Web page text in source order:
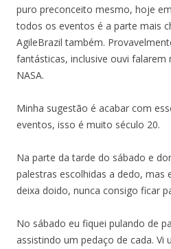
puro preconceito mesmo, hoje
todos os eventos é a parte mais
AgileBrazil também.
fantásticas, inclusive ouvi
NASA.
Minha sugestão é acabar com
eventos, isso é muito século 20.
Na parte da tarde do sábado e
palestras escolhidas a dedo, mas
deixa doido, nunca consigo ficar
No sábado eu fiquei pulando de
assistindo um pedaço de cada. Vi